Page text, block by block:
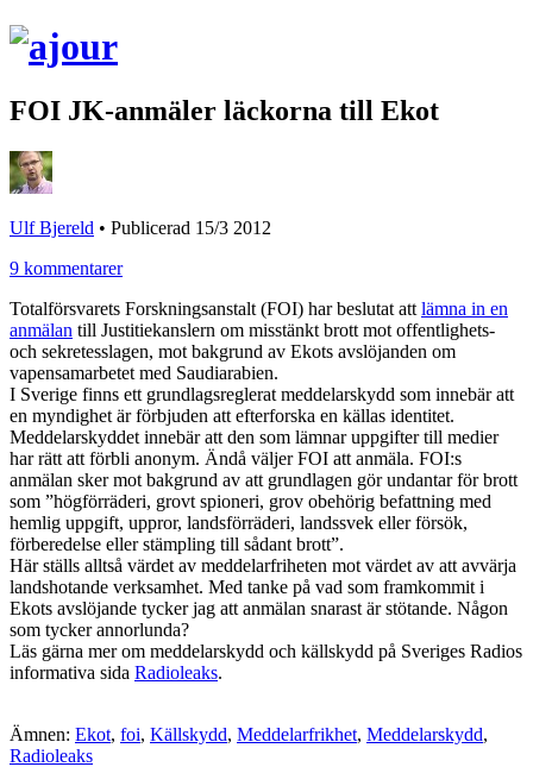
FOI JK-anmäler läckorna till Ekot
Ulf Bjereld • Publicerad 15/3 2012
9 kommentarer
Totalförsvarets Forskningsanstalt (FOI) har beslutat att lämna in en
anmälan till Justitiekanslern om misstänkt brott mot offentlighets-
och sekretesslagen, mot bakgrund av Ekots avslöjanden om
vapensamarbetet med Saudiarabien.
I Sverige finns ett grundlagsreglerat meddelarskydd som innebär att
en myndighet är förbjuden att efterforska en källas identitet.
Meddelarskyddet innebär att den som lämnar uppgifter till medier
har rätt att förbli anonym. Ändå väljer FOI att anmäla. FOI:s
anmälan sker mot bakgrund av att grundlagen gör undantar för brott
som ”högförräderi, grovt spioneri, grov obehörig befattning med
hemlig uppgift, uppror, landsförräderi, landssvek eller försök,
förberedelse eller stämpling till sådant brott”.
Här ställs alltså värdet av meddelarfriheten mot värdet av att avvärja
landshotande verksamhet. Med tanke på vad som framkommit i
Ekots avslöjande tycker jag att anmälan snarast är stötande. Någon
som tycker annorlunda?
Läs gärna mer om meddelarskydd och källskydd på Sveriges Radios
informativa sida Radioleaks.
Ämnen: Ekot, foi, Källskydd, Meddelarfrikhet, Meddelarskydd,
Radioleaks